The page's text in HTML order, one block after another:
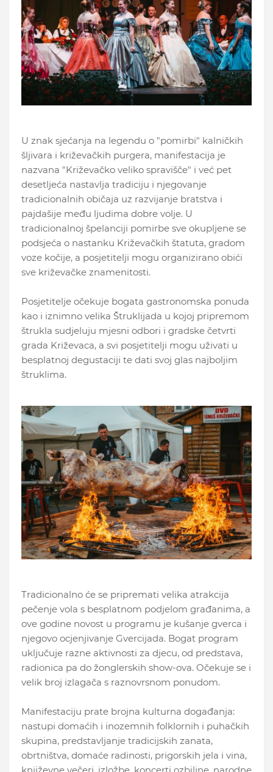
U znak sjećanja na legendu o "pomirbi" kalničkih
šljivara i križevačkih purgera, manifestacija je
nazvana "Križevačko veliko spravišče" i već pet
desetljeća nastavlja tradiciju i njegovanje
tradicionalnih običaja uz razvijanje bratstva i
pajdašije među ljudima dobre volje. U
tradicionalnoj špelanciji pomirbe sve okupljene se
podsjeća o nastanku Križevačkih štatuta, gradom
voze kočije, a posjetitelji mogu organizirano obići
sve križevačke znamenitosti.
Posjetitelje očekuje bogata gastronomska ponuda
kao i iznimno velika Štruklijada u kojoj pripremom
štrukla sudjeluju mjesni odbori i gradske četvrti
grada Križevaca, a svi posjetitelji mogu uživati u
besplatnoj degustaciji te dati svoj glas najboljim
štruklima.
Tradicionalno će se pripremati velika atrakcija
pečenje vola s besplatnom podjelom građanima, a
ove godine novost u programu je kušanje gverca i
njegovo ocjenjivanje Gvercijada. Bogat program
uključuje razne aktivnosti za djecu, od predstava,
radionica pa do žonglerskih show-ova. Očekuje se i
velik broj izlagača s raznovrsnom ponudom.
Manifestaciju prate brojna kulturna događanja:
nastupi domaćih i inozemnih folklornih i puhačkih
skupina, predstavljanje tradicijskih zanata,
obrtništva, domaće radinosti, prigorskih jela i vina,
književne večeri, izložbe, koncerti ozbiljne, narodne